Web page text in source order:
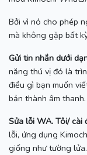
Bởi vì nó cho phép
mà không gặp bất
Gửi tin nhắn dưới
năng thú vị đó là
điều gì bạn muốn
bản thành âm thanh.
Sửa lỗi WA. Tôi/ cài
lỗi, ứng dụng
giống như tường lửa.